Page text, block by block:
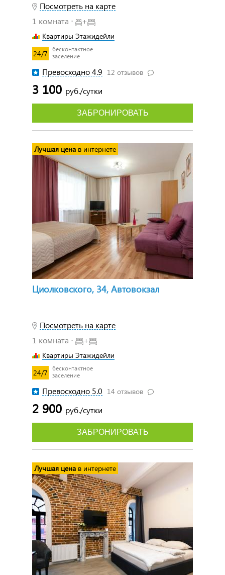
Посмотреть на карте
1 комната ⋅
+
Квартиры Этажидейли
24/7
бесконтактное
заселение
Превосходно 4.9 12 отзывов
3 100 руб./сутки
ЗАБРОНИРОВАТЬ
Циолковского, 34, Автовокзал
Посмотреть на карте
1 комната ⋅
+
Квартиры Этажидейли
24/7
бесконтактное
заселение
Превосходно 5.0 14 отзывов
2 900 руб./сутки
Лучшая цена в интернете
ЗАБРОНИРОВАТЬ
Лучшая цена в интернете